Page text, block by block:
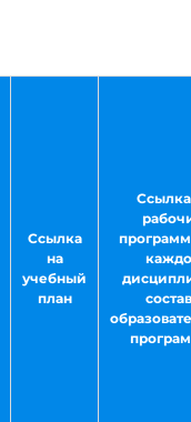
Ссылка
на
учебный
план